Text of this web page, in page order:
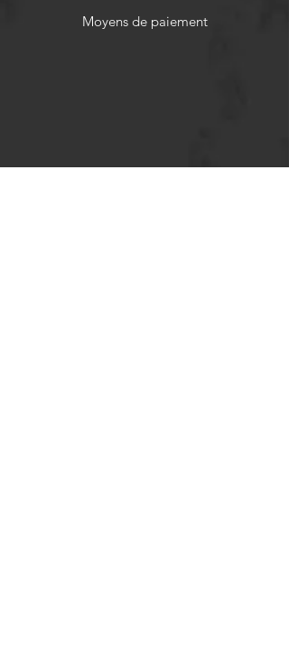
Moyens de paiement